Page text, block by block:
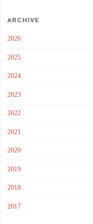
ARCHIVE
2026
2025
2024
2023
2022
2021
2020
2019
2018
2017